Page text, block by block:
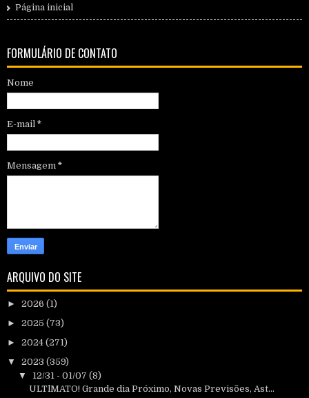
Página inicial
FORMULÁRIO DE CONTATO
Nome
E-mail *
Mensagem *
ARQUIVO DO SITE
► 2026 (1)
► 2025 (73)
► 2024 (271)
▼ 2023 (359)
▼ 12/31 - 01/07 (8)
ULTlMATO! Grande dia Próximo, Novas Previsões, Ast...